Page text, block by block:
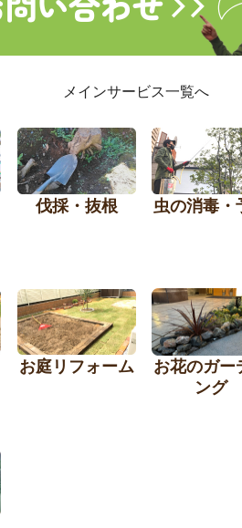
メインサービス一覧へ
伐採・抜根 虫の消毒・
お庭リフォーム
お花のガー
ング